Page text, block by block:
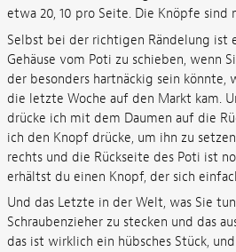
etwa 20, 10 pro Seite. Die Knöpfe
Selbst bei der richtigen Rändelung ist
Gehäuse vom Poti zu schieben, wenn
der besonders hartnäckig sein könnte,
die letzte Woche auf den Markt kam.
drücke ich mit dem Daumen auf die
ich den Knopf drücke, um ihn zu
rechts und die Rückseite des Poti ist
erhältst du einen Knopf, der sich
Und das Letzte in der Welt, was Sie
Schraubenzieher zu stecken und das
das ist wirklich ein hübsches Stück,